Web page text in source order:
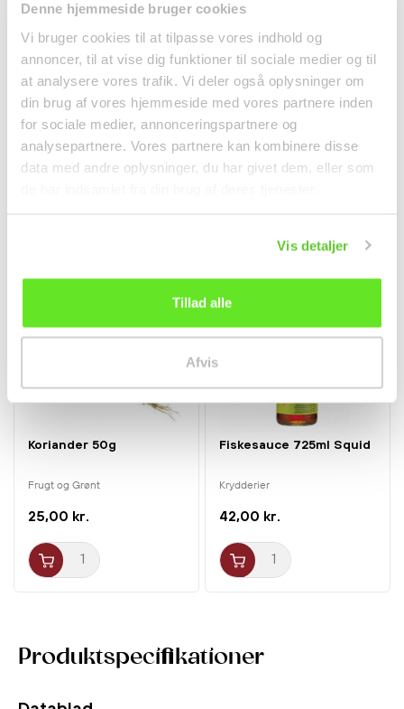
Denne hjemmeside bruger cookies
Vi bruger cookies til at tilpasse vores indhold og
annoncer, til at vise dig funktioner til sociale medier og til
at analysere vores trafik. Vi deler også oplysninger om
din brug af vores hjemmeside med vores partnere inden
for sociale medier, annonceringspartnere og
analysepartnere. Vores partnere kan kombinere disse
data med andre oplysninger, du har givet dem, eller som
Vis detaljer
Tillad alle
Afvis
Produktspecifikationer
Broccoliblade 200g
Frugt og Grønt
Kinaløg 100g
Frugt og Grønt
20,95 kr.
Koriander 50g
Frugt og Grønt
25,00 kr.
Fiskesauce 725ml Squid
Krydderier
42,00 kr.